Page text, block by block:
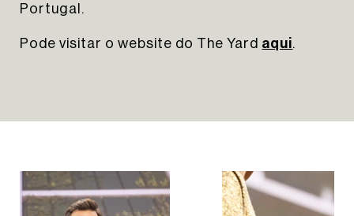
NEWSLETTER
INSTAGRAM
ENPT
Portugal.
Pode visitar o website do The Yard aqui.